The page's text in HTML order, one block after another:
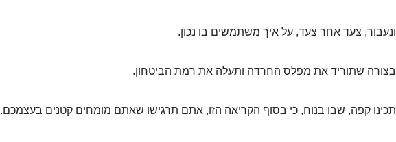
ונעבור, צעד אחר צעד, על איך משתמשים בו נכון.
בצורה שתוריד את מפלס החרדה ותעלה את רמת הביטחון.
תכינו קפה, שבו בנוח, כי בסוף הקריאה הזו, אתם תרגישו שאתם מומחים קטנים בעצמכם.